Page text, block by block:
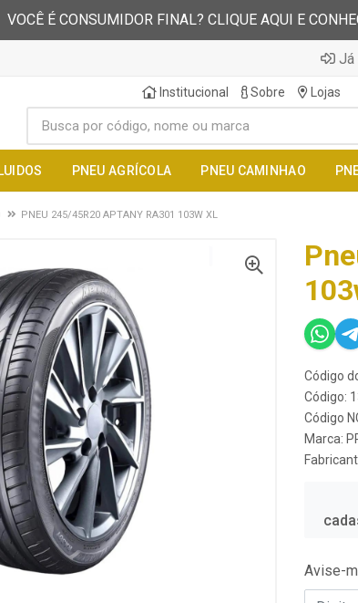
VOCÊ É CONSUMIDOR FINAL? CLIQUE AQUI E
Já
Institucional Sobre Lojas
PNEU AGRÍCOLA PNEU CAMINHAO
PNEU 245/45R20 APTANY RA301 103W XL
Código
Código:
Código
Marca:
Avise-